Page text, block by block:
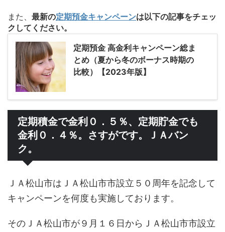
また、 最新の定期預金キャンペーンは以下の記事をチェッ
クしてください。
定期預金 高金利キャンペーン総ま
とめ（夏から冬のボーナス時期の
比較）【2023年版】
定期積金で金利０．５％、定期貯金でも
金利０．４％。さすがです。ＪＡバン
ク。
ＪＡ松山市はＪＡ松山市市設立５０周年を記念して
キャンペーンを何度も実施しております。
そのＪＡ松山市が９月１６日からＪＡ松山市市設立